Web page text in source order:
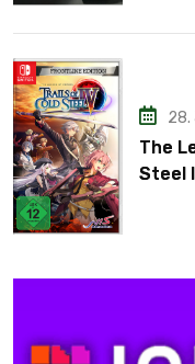
28.
The
Steel